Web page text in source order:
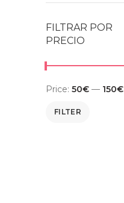
FILTRAR POR
PRECIO
FILTER
Price: 50€ — 150€